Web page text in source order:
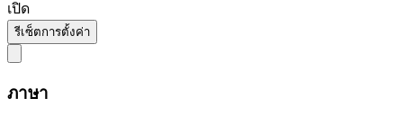
เปิด
รีเซ็ตการตั้งค่า
ภาษา